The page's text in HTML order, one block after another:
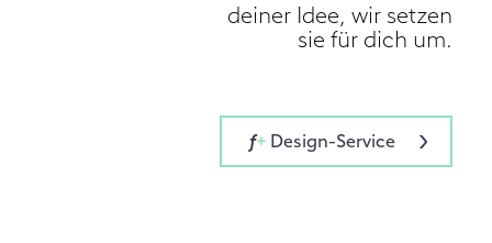
deiner Idee, wir setzen
sie für dich um.
f+ Design-Service